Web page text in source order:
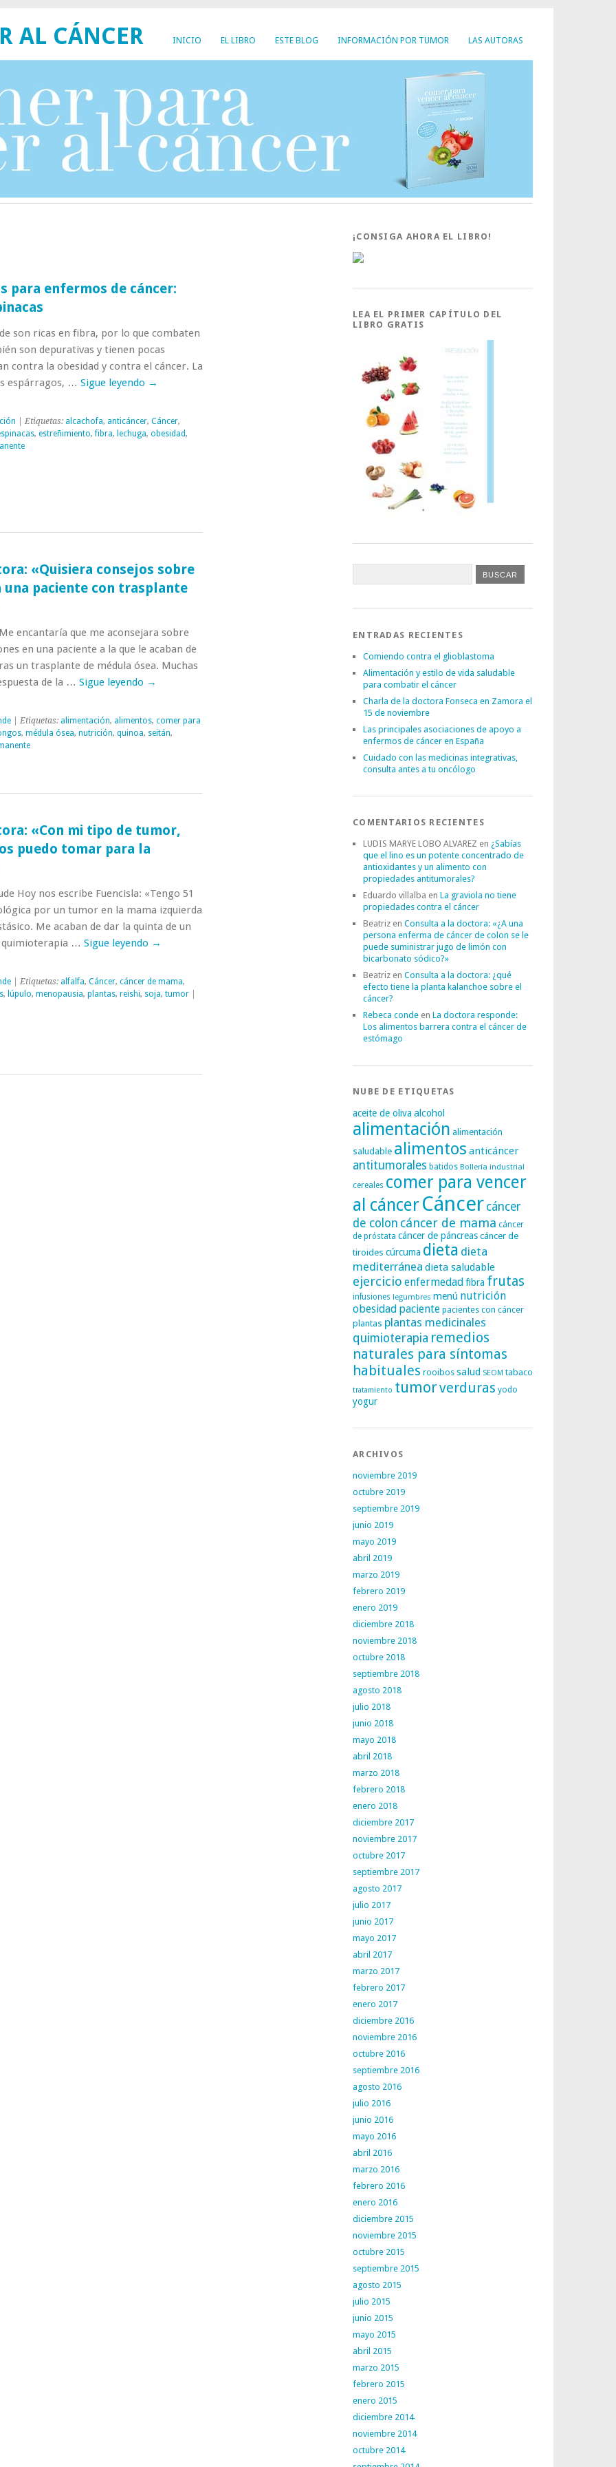
INICIO EL LIBRO ESTE BLOG INFORMACIÓN POR TUMOR LAS AUTORAS
AL CÁNCER
para enfermos de cáncer:
son ricas en fibra, por lo que combaten
son depurativas y tienen pocas
contra la obesidad y contra el cáncer. La
espárragos, … Sigue leyendo →
| Etiquetas: alcachofa, anticáncer, Cáncer,
, estreñimiento,fibra, lechuga, obesidad,
«Quisiera consejos sobre
una paciente con trasplante
encantaría que me aconsejara sobre
en una paciente a la que le acaban de
un trasplante de médula ósea. Muchas
de la … Sigue leyendo →
| Etiquetas: alimentación, alimentos, comer para
, médula ósea, nutrición, quinoa, seitán,
«Con mi tipo de tumor,
puedo tomar para la
Hoy nos escribe Fuencisla: «Tengo 51
por un tumor en la mama izquierda
Me acaban de dar la quinta de un
quimioterapia … Sigue leyendo →
| Etiquetas: alfalfa, Cáncer, cáncer de mama,
, lúpulo, menopausia, plantas, reishi, soja, tumor|
¡CONSIGA AHORA EL LIBRO!
LEA EL PRIMER CAPÍTULO DEL
LIBRO GRATIS
ENTRADAS RECIENTES
Comiendo contra el glioblastoma
Alimentación y estilo de vida saludable
para combatir el cáncer
Charla de la doctora Fonseca en Zamora el
15 de noviembre
Las principales asociaciones de apoyo a
enfermos de cáncer en España
Cuidado con las medicinas integrativas,
consulta antes a tu oncólogo
COMENTARIOS RECIENTES
LUDIS MARYE LOBO ALVAREZ en ¿Sabías
que el lino es un potente concentrado de
antioxidantes y un alimento con
propiedades antitumorales?
Eduardo villalba en La graviola no tiene
propiedades contra el cáncer
Beatriz en Consulta a la doctora: «¿A una
persona enferma de cáncer de colon se le
puede suministrar jugo de limón con
bicarbonato sódico?»
Beatriz en Consulta a la doctora: ¿qué
efecto tiene la planta kalanchoe sobre el
cáncer?
Rebeca conde en La doctora responde:
Los alimentos barrera contra el cáncer de
estómago
NUBE DE ETIQUETAS
aceite de oliva alcohol
alimentación alimentación
saludable alimentos anticáncer
antitumorales batidos Bollería industrial
cereales comer para vencer
al cáncerCáncer cáncer
de colon cáncer de mama cáncer
de próstata cáncer de páncreascáncer de
tiroides cúrcuma dieta dieta
mediterránea dieta saludable
ejercicio enfermedadfibra frutas
infusiones legumbres menú nutrición
obesidad paciente pacientes con cáncer
plantas plantas medicinales
quimioterapia remedios
naturales para síntomas
habituales rooibos salud SEOM tabaco
tratamiento tumorverduras yodo
yogur
ARCHIVOS
noviembre 2019
octubre 2019
septiembre 2019
junio 2019
mayo 2019
abril 2019
marzo 2019
febrero 2019
enero 2019
diciembre 2018
noviembre 2018
octubre 2018
septiembre 2018
agosto 2018
julio 2018
junio 2018
mayo 2018
abril 2018
marzo 2018
febrero 2018
enero 2018
diciembre 2017
noviembre 2017
octubre 2017
septiembre 2017
agosto 2017
julio 2017
junio 2017
mayo 2017
abril 2017
marzo 2017
febrero 2017
enero 2017
diciembre 2016
noviembre 2016
octubre 2016
septiembre 2016
agosto 2016
julio 2016
junio 2016
mayo 2016
abril 2016
marzo 2016
febrero 2016
enero 2016
diciembre 2015
noviembre 2015
octubre 2015
septiembre 2015
agosto 2015
julio 2015
junio 2015
mayo 2015
abril 2015
marzo 2015
febrero 2015
enero 2015
diciembre 2014
noviembre 2014
octubre 2014